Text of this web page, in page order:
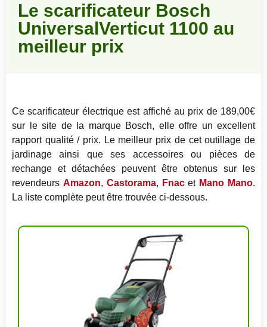
Le scarificateur Bosch
UniversalVerticut 1100 au
meilleur prix
Ce scarificateur électrique est affiché au prix de 189,00€
sur le site de la marque Bosch, elle offre un excellent
rapport qualité / prix. Le meilleur prix de cet outillage de
jardinage ainsi que ses accessoires ou pièces de
rechange et détachées peuvent être obtenus sur les
revendeurs Amazon, Castorama, Fnacet Mano Mano.
La liste complète peut être trouvée ci-dessous.